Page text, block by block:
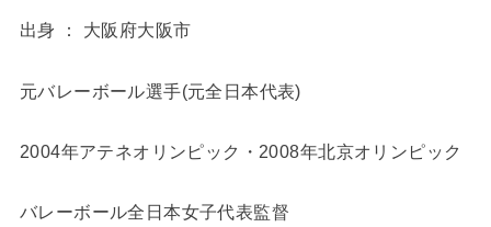
出身 ： 大阪府大阪市
元バレーボール選手(元全日本代表)
2004年アテネオリンピック・2008年北京オリンピック
バレーボール全日本女子代表監督